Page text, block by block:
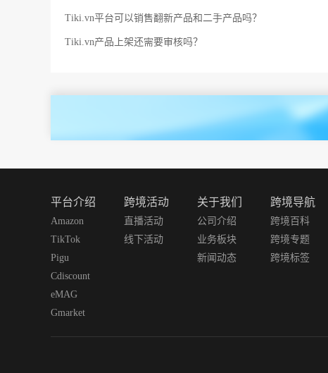
Tiki.vn平台可以销售翻新产品和二手产品吗？
Tiki.vn产品上架还需要审核吗？
平台介绍
Amazon
TikTok
Pigu
Cdiscount
eMAG
Gmarket
跨境活动
直播活动
线下活动
关于我们
公司介绍
业务板块
新闻动态
跨境导航
跨境百科
跨境专题
跨境标签